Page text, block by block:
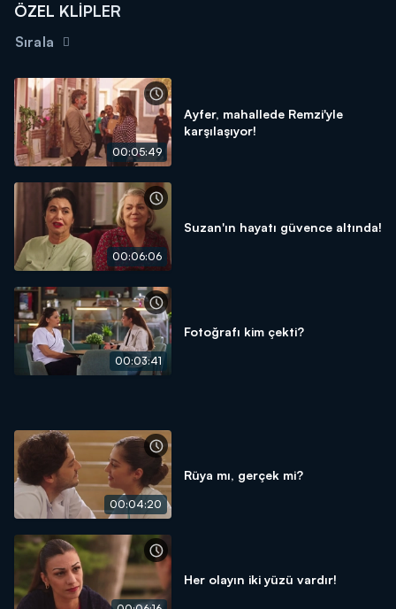
ÖZEL KLİPLER
Sırala
00:05:49
Ayfer, mahallede Remzi'yle
karşılaşıyor!
00:06:06
Suzan'ın hayatı güvence altında!
00:03:41
Fotoğrafı kim çekti?
00:04:20
Rüya mı, gerçek mi?
Her olayın iki yüzü vardır!